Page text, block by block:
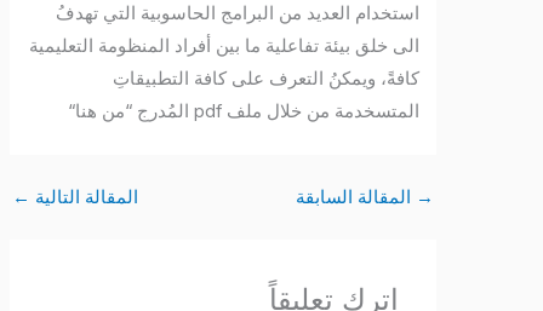
استخدام العديد من البرامج الحاسوبية التي تهدفُ
الى خلق بيئة تفاعلية ما بين أفراد المنظومة التعليمية
كافةً، ويمكنُ التعرف على كافة التطبيقاتِ
المتسخدمة من خلال ملف pdf المُدرج “من هنا“
المقالة السابقة المقالة التالية←
اترك تعليقاً